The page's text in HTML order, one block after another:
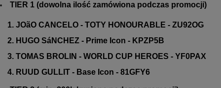
TIER 1 (dowolna ilość zamówiona podczas promocji)
1. JOãO CANCELO - TOTY HONOURABLE - ZU92OG
2. HUGO SáNCHEZ - Prime Icon - KPZP5B
3. TOMAS BROLIN - WORLD CUP HEROES - YF0PAX
4. RUUD GULLIT - Base Icon - 81GFY6